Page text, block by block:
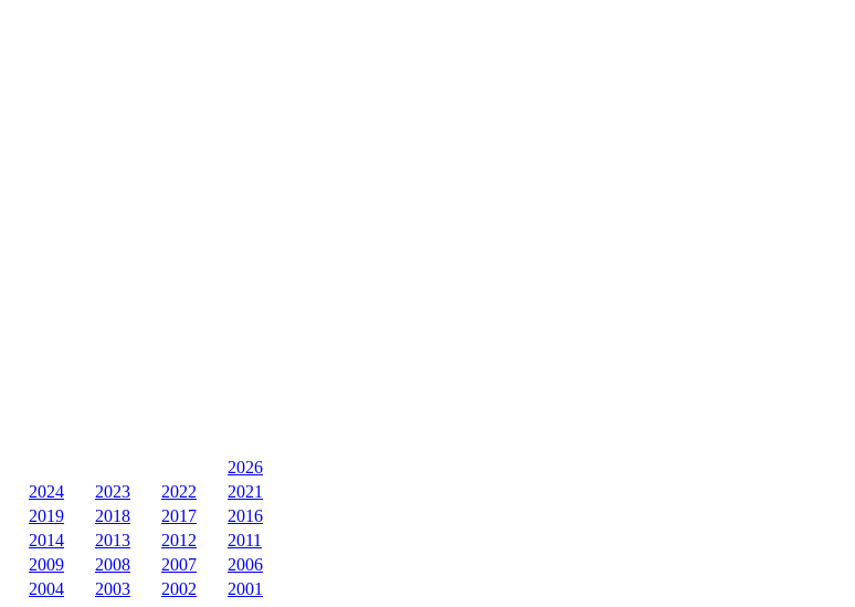
2026
2024 2023 2022
2021
2019 2018 2017
2016
2014 2013 2012
2011
2009 2008 2007
2006
2004 2003 2002
2001